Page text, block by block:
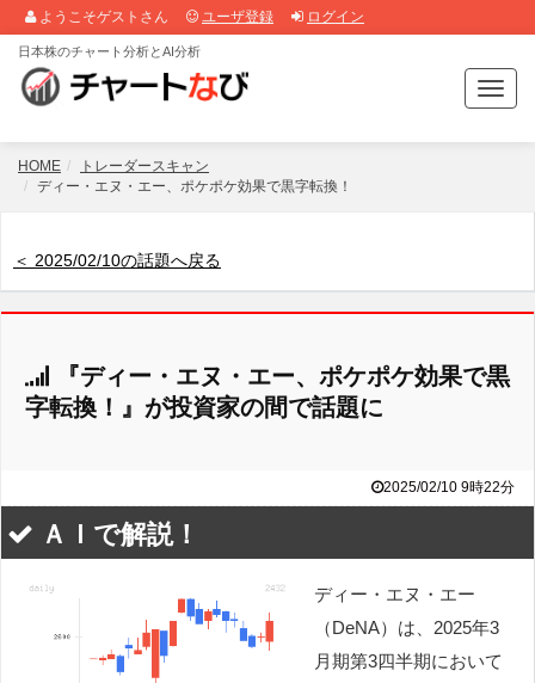
ようこそゲストさん ユーザ登録 ログイン
T
o
g
t
日本株のチャート分析とAI分析
HOME
トレーダースキャン
ディー・エヌ・エー、ポケポケ効果で黒字転換！
＜ 2025/02/10の話題へ戻る
『ディー・エヌ・エー、ポケポケ効果で黒
字転換！』が投資家の間で話題に
2025/02/10 9時22分
ＡＩで解説！
ディー・エヌ・エー
（DeNA）は、2025年3
月期第3四半期において